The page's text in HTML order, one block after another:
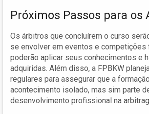
Próximos Passos para os
Os árbitros que concluírem o curso
se envolver em eventos e competições
poderão aplicar seus conhecimentos e
adquiridas. Além disso, a FPBKW
regulares para assegurar que a
acontecimento isolado, mas sim parte
desenvolvimento profissional na